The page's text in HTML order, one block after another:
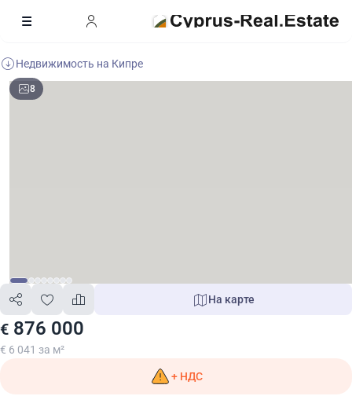
Недвижимость на Кипре
8
€ 876 000
€ 6 041 за м²
На карте
+ НДС